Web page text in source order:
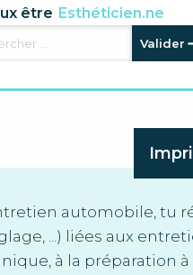
être Esthéticien.ne
Electricien.ne
Aide familial.e
automobile, tu
...) liées aux
à la préparation